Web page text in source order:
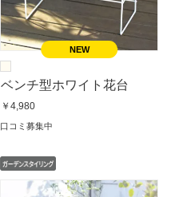
ベンチ型ホワイト花台
￥4,980
口コミ募集中